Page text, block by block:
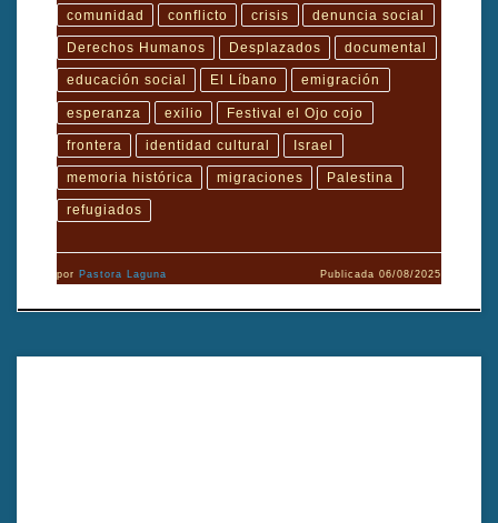
comunidad conflicto crisis denuncia social
Derechos Humanos Desplazados documental
educación social El Líbano emigración
esperanza exilio Festival el Ojo cojo
frontera identidad cultural Israel
memoria histórica migraciones Palestina
refugiados
por Pastora Laguna Publicada06/08/2025